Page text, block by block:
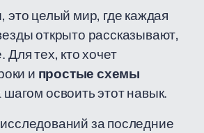
это целый мир, где каждая
открыто рассказывают,
тех, кто хочет
и простые схемы
освоить этот навык.
за последние